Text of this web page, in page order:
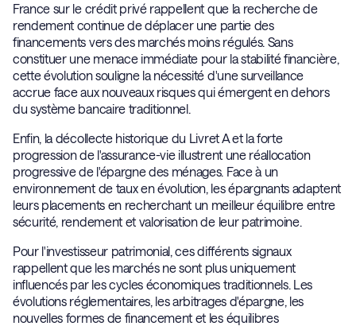
France sur le crédit privé rappellent que la recherche de
rendement continue de déplacer une partie des
financements vers des marchés moins régulés. Sans
constituer une menace immédiate pour la stabilité financière,
cette évolution souligne la nécessité d'une surveillance
accrue face aux nouveaux risques qui émergent en dehors
du système bancaire traditionnel.
Enfin, la décollecte historique du Livret A et la forte
progression de l'assurance-vie illustrent une réallocation
progressive de l'épargne des ménages. Face à un
environnement de taux en évolution, les épargnants adaptent
leurs placements en recherchant un meilleur équilibre entre
sécurité, rendement et valorisation de leur patrimoine.
Pour l'investisseur patrimonial, ces différents signaux
rappellent que les marchés ne sont plus uniquement
influencés par les cycles économiques traditionnels. Les
évolutions réglementaires, les arbitrages d'épargne, les
nouvelles formes de financement et les équilibres